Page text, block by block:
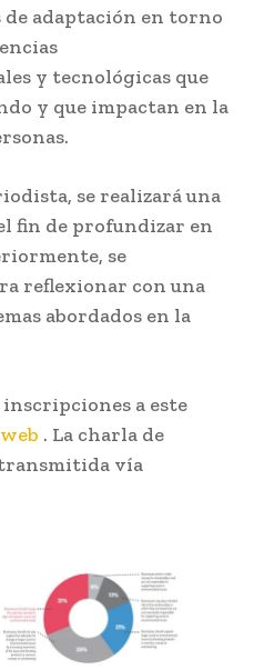
adaptación en torno
y tecnológicas que
y que impactan en la
se realizará una
fin de profundizar en
se
reflexionar con una
abordados en la
a este
. La charla de
vía